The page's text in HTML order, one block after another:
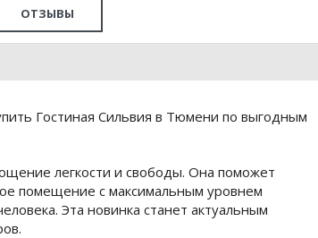
ОТЗЫВЫ
Гостиная Сильвия в Тюмени по выгодным
легкости и свободы. Она поможет
помещение с максимальным уровнем
Эта новинка станет актуальным